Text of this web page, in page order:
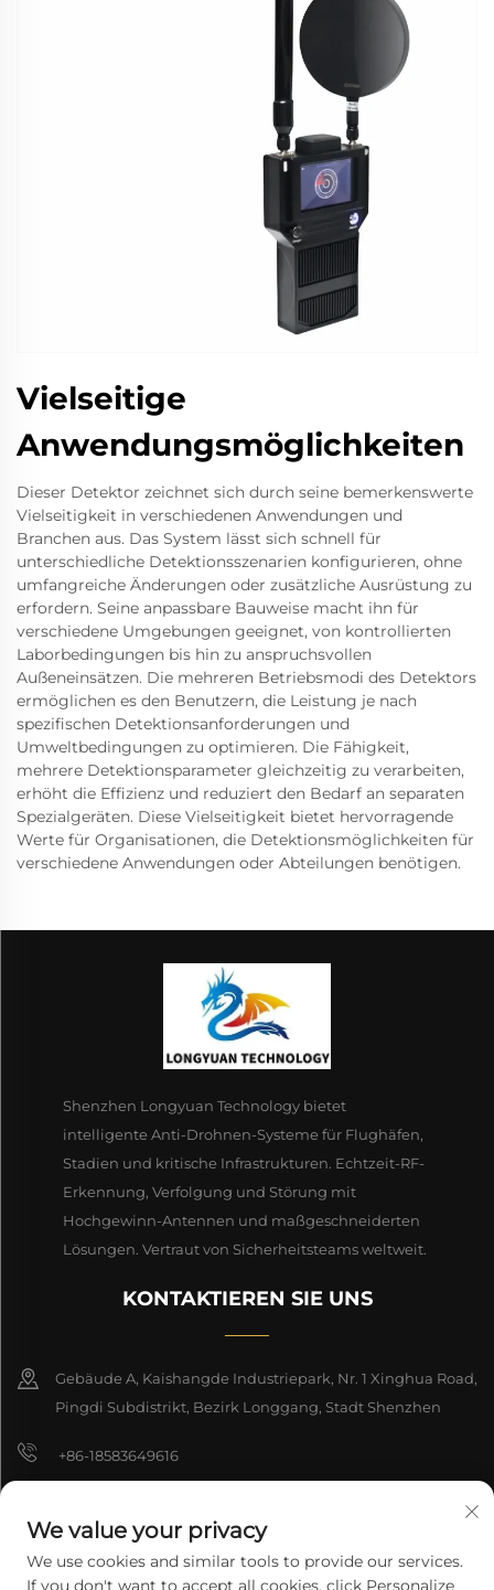
Vielseitige
Anwendungsmöglichkeiten
Dieser Detektor zeichnet sich durch seine bemerkenswerte
Vielseitigkeit in verschiedenen Anwendungen und
Branchen aus. Das System lässt sich schnell für
unterschiedliche Detektionsszenarien konfigurieren, ohne
umfangreiche Änderungen oder zusätzliche Ausrüstung zu
erfordern. Seine anpassbare Bauweise macht ihn für
verschiedene Umgebungen geeignet, von kontrollierten
Laborbedingungen bis hin zu anspruchsvollen
Außeneinsätzen. Die mehreren Betriebsmodi des Detektors
ermöglichen es den Benutzern, die Leistung je nach
spezifischen Detektionsanforderungen und
Umweltbedingungen zu optimieren. Die Fähigkeit,
mehrere Detektionsparameter gleichzeitig zu verarbeiten,
erhöht die Effizienz und reduziert den Bedarf an separaten
Spezialgeräten. Diese Vielseitigkeit bietet hervorragende
Werte für Organisationen, die Detektionsmöglichkeiten für
verschiedene Anwendungen oder Abteilungen benötigen.
Shenzhen Longyuan Technology bietet
intelligente Anti-Drohnen-Systeme für Flughäfen,
Stadien und kritische Infrastrukturen. Echtzeit-RF-
Erkennung, Verfolgung und Störung mit
Hochgewinn-Antennen und maßgeschneiderten
Lösungen. Vertraut von Sicherheitsteams weltweit.
KONTAKTIEREN SIE UNS
Gebäude A, Kaishangde Industriepark, Nr. 1 Xinghua Road,
Pingdi Subdistrikt, Bezirk Longgang, Stadt Shenzhen
+86-18583649616
8618165761396
We value your privacy
We use cookies and similar tools to provide our services.
If you don't want to accept all cookies, click Personalize